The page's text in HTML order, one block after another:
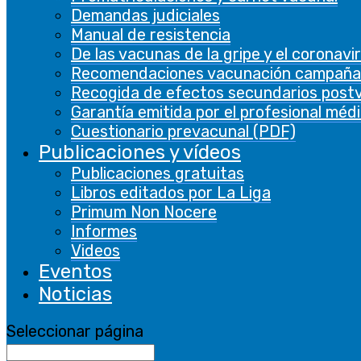
Demandas judiciales
Manual de resistencia
De las vacunas de la gripe y el
Recomendaciones vacunación
Recogida de efectos secundarios
Garantía emitida por el profesional
Cuestionario prevacunal (PDF)
Publicaciones y vídeos
Publicaciones gratuitas
Libros editados por La Liga
Primum Non Nocere
Informes
Videos
Eventos
Noticias
Seleccionar página